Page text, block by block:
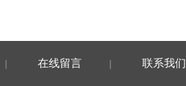
| 在线留言 | 联系我们